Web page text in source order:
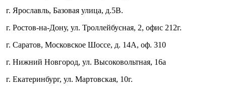
г. Ярославль, Базовая улица, д.5В.
г. Ростов-на-Дону, ул. Троллейбусная, 2, офис 212г.
г. Саратов, Московское Шоссе, д. 14А, оф. 310
г. Нижний Новгород, ул. Высоковольтная, 16а
г. Екатеринбург, ул. Мартовская, 10г.